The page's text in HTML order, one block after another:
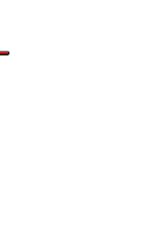
Поиск